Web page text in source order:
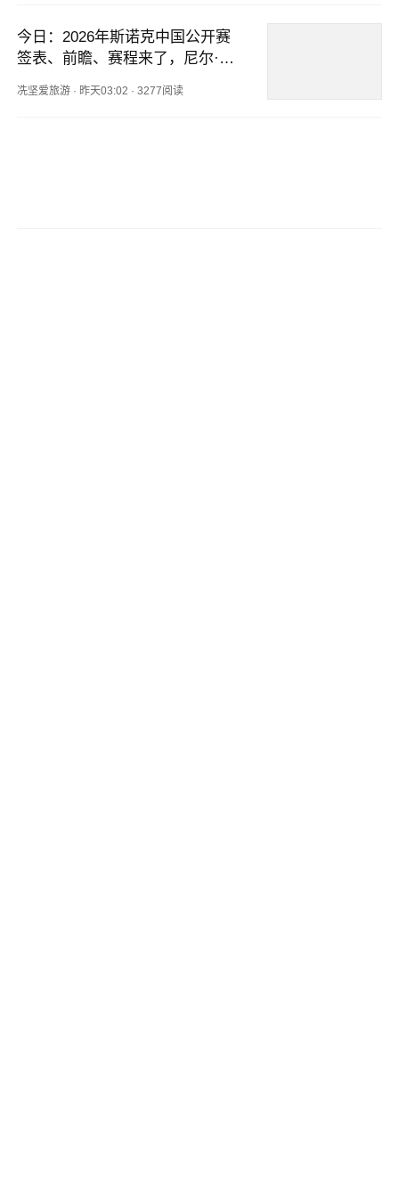
今日：2026年斯诺克中国公开赛
签表、前瞻、赛程来了，尼尔·罗
冼坚爱旅游 · 昨天03:02 ·3277阅读